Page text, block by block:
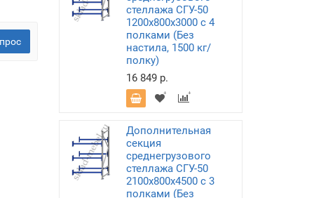
стеллажа СГУ-50
1200х800х3000 с 4
полками (Без
настила, 1500 кг/
полку)
16 849 р.
Дополнительная
секция
среднегрузового
стеллажа СГУ-50
2100х800х4500 с 3
полками (Без